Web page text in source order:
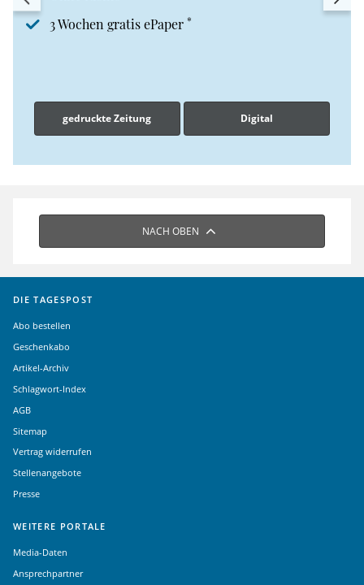
3 Wochen gratis ePaper *
gedruckte Zeitung Digital
NACH OBEN
DIE TAGESPOST
Abo bestellen
Geschenkabo
Artikel-Archiv
Schlagwort-Index
AGB
Sitemap
Vertrag widerrufen
Stellenangebote
Presse
WEITERE PORTALE
Media-Daten
Ansprechpartner